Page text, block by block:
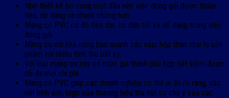
Nhờ thiết kế bo cong một đầu nên việc đóng gói được thuận
tiện, dễ dàng và nhanh chóng hơn.
Màng co PVC có độ dẻo dai, co dãn tốt và dễ dàng trong việc
đóng gói.
Màng co với khả năng bao quanh các nắp, hộp thân chai lọ sản
phẩm với nhiều hình thù bất kỳ.
Với loại màng co này có mức giá thành phù hợp tiết kiệm được
tối đa mọi chi phí.
Màng co PVC giúp các doanh nghiệp có thể in ấn rõ ràng, sắc
nét hình ảnh, logo của thương hiệu thu hút sự chú ý của các